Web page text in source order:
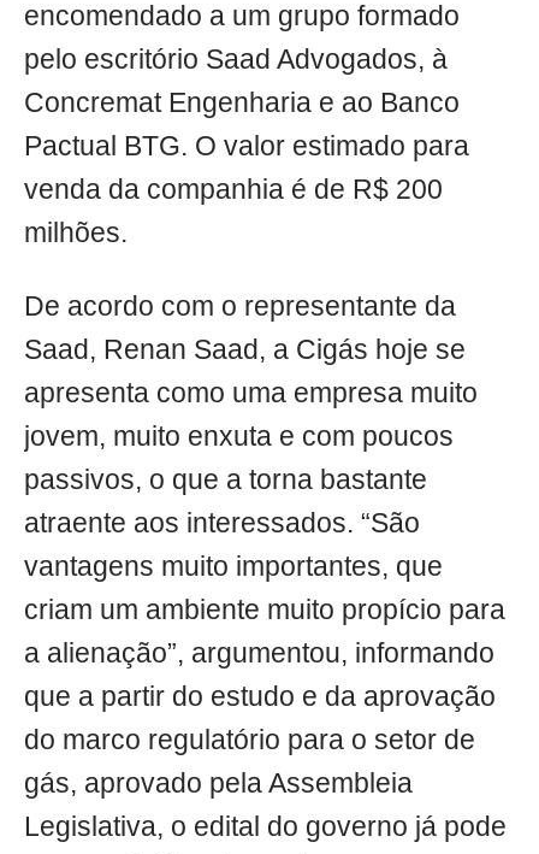
encomendado a um grupo formado
pelo escritório Saad Advogados, à
Concremat Engenharia e ao Banco
Pactual BTG. O valor estimado para
venda da companhia é de R$ 200
milhões.
De acordo com o representante da
Saad, Renan Saad, a Cigás hoje se
apresenta como uma empresa muito
jovem, muito enxuta e com poucos
passivos, o que a torna bastante
atraente aos interessados. “São
vantagens muito importantes, que
criam um ambiente muito propício para
a alienação”, argumentou, informando
que a partir do estudo e da aprovação
do marco regulatório para o setor de
gás, aprovado pela Assembleia
Legislativa, o edital do governo já pode